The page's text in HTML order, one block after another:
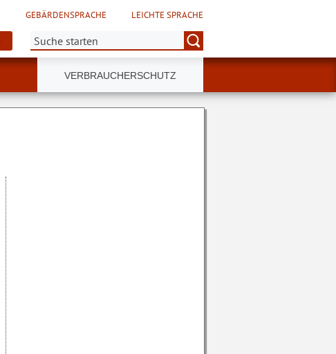
GEBÄRDENSPRACHE LEICHTE SPRACHE
Suche:
VERBRAUCHERSCHUTZ